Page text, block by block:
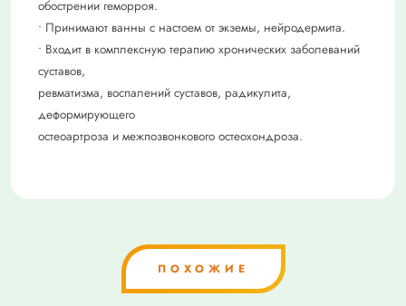
обострении геморроя.
• Принимают ванны с настоем от экземы, нейродермита.
• Входит в комплексную терапию хронических заболеваний
суставов,
ревматизма, воспалений суставов, радикулита,
деформирующего
остеоартроза и межпозвонкового остеохондроза.
ПОХОЖИЕ